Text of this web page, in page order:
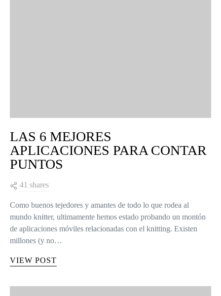
LAS 6 MEJORES
APLICACIONES PARA CONTAR
PUNTOS
41 shares
Como buenos tejedores y amantes de todo lo que rodea al
mundo knitter, ultimamente hemos estado probando un montón
de aplicaciones móviles relacionadas con el knitting. Existen
millones (y no…
VIEW POST